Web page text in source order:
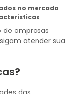
no mercado
de empresas
atender sua
das